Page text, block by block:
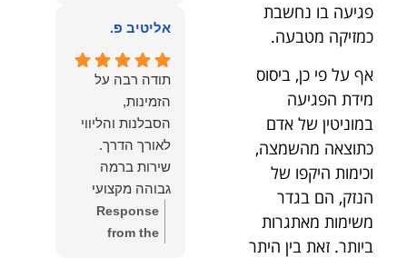
פגיעה בו נחשבת
כמזיקה מטבעה.
אף על פי כן, ביסוס
מידת הפגיעה
במוניטין של אדם
כתוצאה מהשמצה,
וכימות היקפו של
הנזק, הם בגדר
משימות מאתגרות
ביותר. זאת בין היתר
הלב הרבה
הצלחה, ברכה
ובשורות טובות.
שמעון האן
משרד עורכי דין
ונוטריון
תחושת ביטחון
התהליך.
המקצועיות,
הסבלנות,
היסודיות
והאכפתיות שלו
בלטו מהרגע
הראשון. הרגשתי
שיש לי על מי
לסמוך, ואני
הוא שלנו, נעמוד
ולשירותך בכל
עת גם בהמשך.
שמעון האן
משרד עורכי דין
ונוטריון
אליטיב פ.
תודה רבה על
הזמינות,
הסבלנות והליווי
שירות ברמה
גבוהה מקצועי
ואמין.
Response
from the